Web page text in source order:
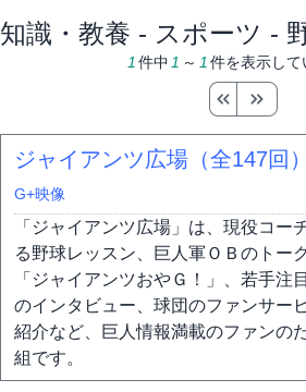
知識・教養 - スポーツ -
1 件中 1 ～ 1 件を表示して
ジャイアンツ広場（全147回）
G+映像
「ジャイアンツ広場」は、現役コー
る野球レッスン、巨人軍ＯＢのトー
「ジャイアンツおやＧ！」、若手注
のインタビュー、球団のファンサー
紹介など、巨人情報満載のファンの
組です。